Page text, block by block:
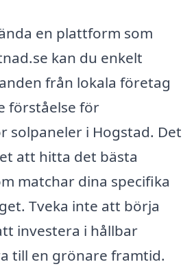
en plattform som
kan du enkelt
från lokala företag
förståelse för
solpaneler i Hogstad. Det
att hitta det bästa
matchar dina specifika
Tveka inte att börja
investera i hållbar
till en grönare framtid.